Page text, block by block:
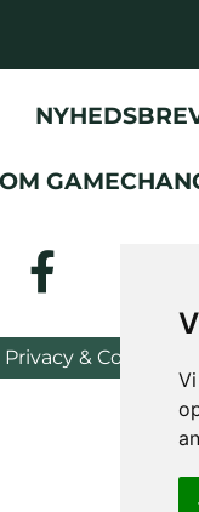
OM
Privacy & Cookies